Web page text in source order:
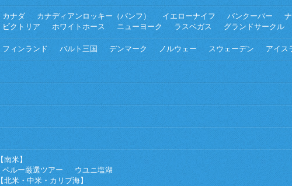
カナダ カナディアンロッキー（バンフ） イエローナイフ バンクーバー
ビクトリア
ホワイトホース ニューヨーク ラスベガス グランドサークル
フィンランド バルト三国 デンマーク ノルウェー スウェーデン アイス
【南米】
ペルー厳選ツアー
ウユニ塩湖
【北米・中米・カリブ海】